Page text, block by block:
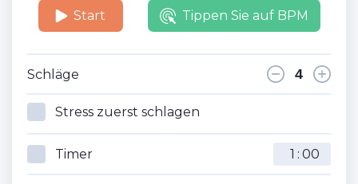
Start Tippen Sie auf BPM
Schläge
Stress zuerst schlagen
Timer :